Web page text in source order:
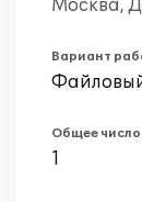
Москва,
Вариант
Общее
1